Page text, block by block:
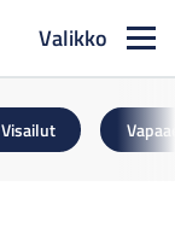
Valikko
Visailut